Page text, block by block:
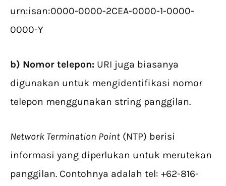
urn:isan:0000-0000-2CEA-0000-1-0000-
0000-Y
b) Nomor telepon: URI juga biasanya
digunakan untuk mengidentifikasi nomor
telepon menggunakan string panggilan.
Network Termination Point (NTP) berisi
informasi yang diperlukan untuk merutekan
panggilan. Contohnya adalah tel: +62-816-